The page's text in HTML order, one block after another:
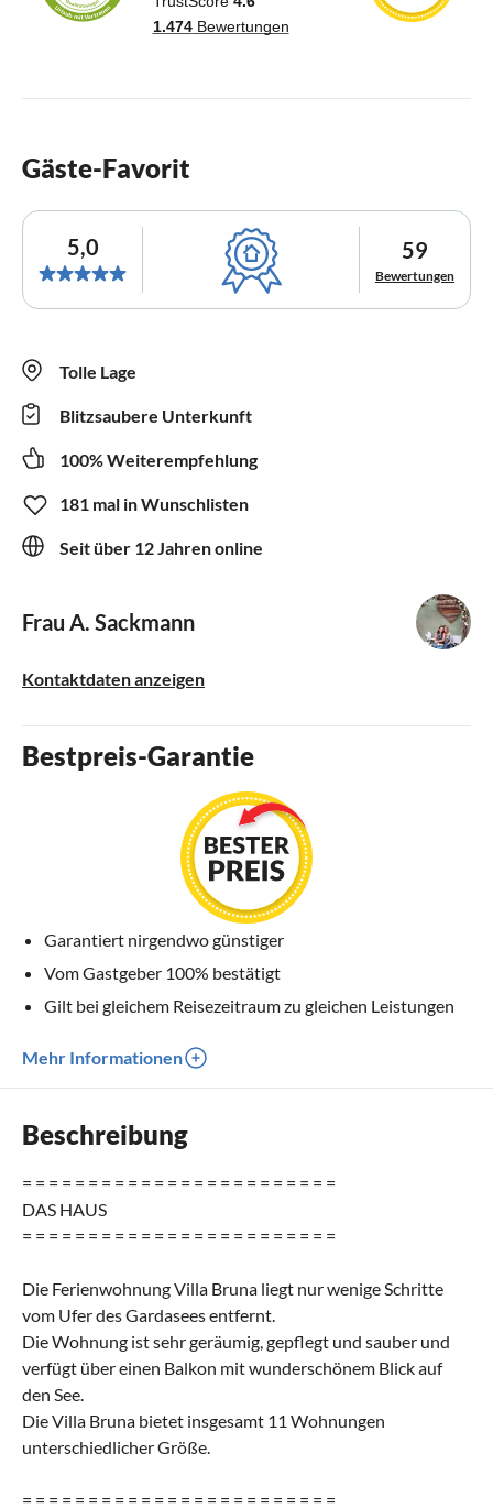
Gäste-Favorit
5,0 59
Bewertungen
Tolle Lage
Blitzsaubere Unterkunft
100% Weiterempfehlung
181 mal in Wunschlisten
Seit über 12 Jahren online
Frau A. Sackmann
Kontaktdaten anzeigen
Bestpreis-Garantie
Garantiert nirgendwo günstiger
Vom Gastgeber 100% bestätigt
Gilt bei gleichem Reisezeitraum zu gleichen Leistungen
Mehr Informationen
Beschreibung
= = = = = = = = = = = = = = = = = = = = = = = =
DAS HAUS
= = = = = = = = = = = = = = = = = = = = = = = =
Die Ferienwohnung Villa Bruna liegt nur wenige Schritte
vom Ufer des Gardasees entfernt.
Die Wohnung ist sehr geräumig, gepflegt und sauber und
verfügt über einen Balkon mit wunderschönem Blick auf
den See.
Die Villa Bruna bietet insgesamt 11 Wohnungen
unterschiedlicher Größe.
= = = = = = = = = = = = = = = = = = = = = = = =